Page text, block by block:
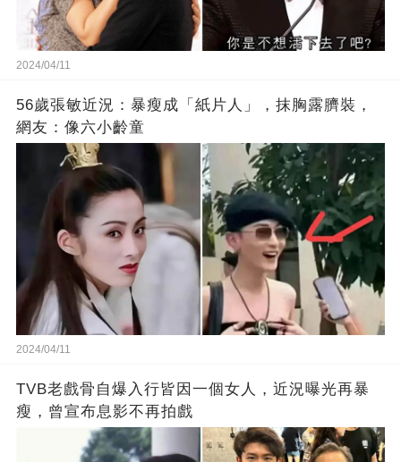
2024/04/11
56歲張敏近況：暴瘦成「紙片人」，抹胸露臍裝，
網友：像六小齡童
2024/04/11
TVB老戲骨自爆入行皆因一個女人，近況曝光再暴
瘦，曾宣布息影不再拍戲